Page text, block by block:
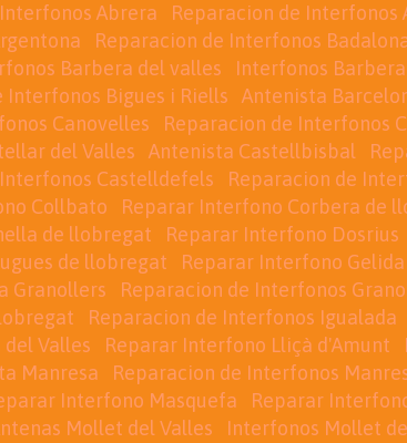
Abrera Reparacion de Interfonos
Reparacion de Interfonos
Barbera del valles Interfonos
Interfonos Bigues i Riells
Antenista
Canovelles Reparacion de Interfonos
del Valles Antenista Castellbisbal
Castelldefels
Reparacion de
Collbato
Reparar Interfono Corbera de
de llobregat
Reparar Interfono Dosrius
de llobregat
Reparar Interfono Gelida
Granollers Reparacion de Interfonos
Reparacion de Interfonos Igualada
del Valles
Reparar Interfono Lliçà d'Amunt
Manresa Reparacion de Interfonos
Interfono Masquefa Reparar
Mollet del Valles Interfonos Mollet